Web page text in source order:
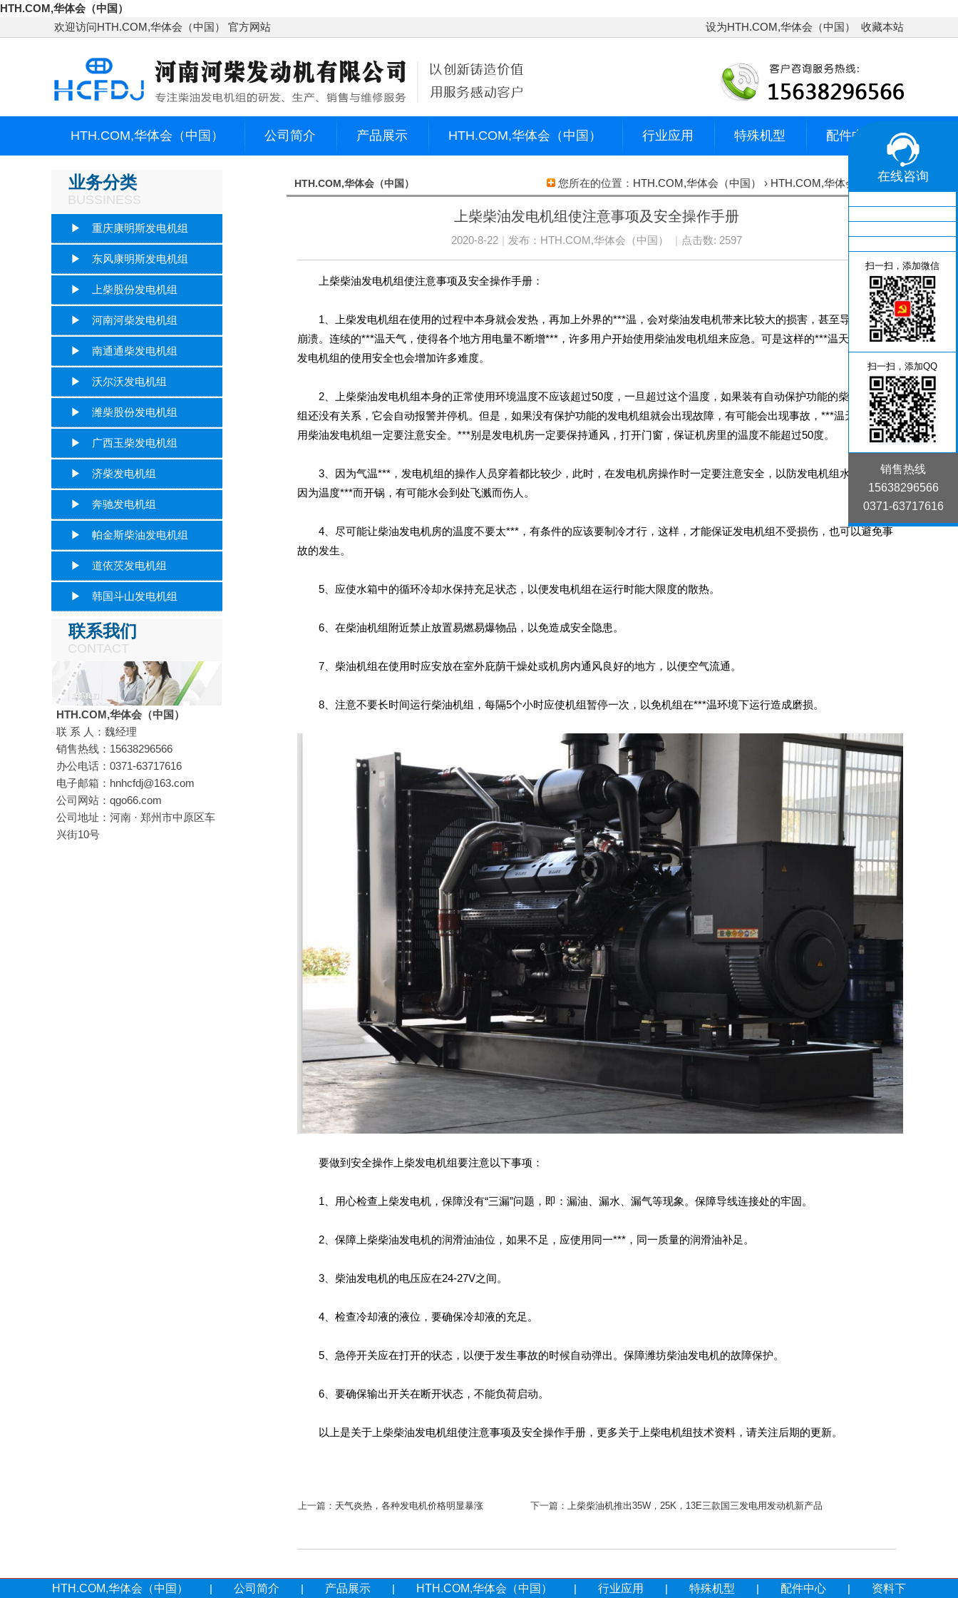
HTH.COM,华体会（中国）
欢迎访问HTH.COM,华体会（中国） 官方网站
设为HTH.COM,华体会（中国） 收藏本站
HTH.COM,华体会（中国） 公司简介 产品展示 HTH.COM,华体会（中国） 行业应用 特殊机型 配件中心
客户服务
HTH.COM,华体会（中国） 您所在的位置： HTH.COM,华体会（中国） › HTH.COM,华体会（中国）
上柴柴油发电机组使注意事项及安全操作手册
2020-8-22 | 发布： HTH.COM,华体会（中国） | 点击数: 2597
上柴柴油发电机组使注意事项及安全操作手册：
1、上柴发电机组在使用的过程中本身就会发热，再加上外界的***温，会对柴油发电机带来比较大的损害，甚至导致其系统
崩溃。连续的***温天气，使得各个地方用电量不断增***，许多用户开始使用柴油发电机组来应急。可是这样的***温天气，柴油
发电机组的使用安全也会增加许多难度。
2、上柴柴油发电机组本身的正常使用环境温度不应该超过50度，一旦超过这个温度，如果装有自动保护功能的柴油发电机
组还没有关系，它会自动报警并停机。但是，如果没有保护功能的发电机组就会出现故障，有可能会出现事故，***温天气，使
用柴油发电机组一定要注意安全。***别是发电机房一定要保持通风，打开门窗，保证机房里的温度不能超过50度。
3、因为气温***，发电机组的操作人员穿着都比较少，此时，在发电机房操作时一定要注意安全，以防发电机组水箱里的水
因为温度***而开锅，有可能水会到处飞溅而伤人。
4、尽可能让柴油发电机房的温度不要太***，有条件的应该要制冷才行，这样，才能保证发电机组不受损伤，也可以避免事
故的发生。
5、应使水箱中的循环冷却水保持充足状态，以便发电机组在运行时能大限度的散热。
6、在柴油机组附近禁止放置易燃易爆物品，以免造成安全隐患。
7、柴油机组在使用时应安放在室外庇荫干燥处或机房内通风良好的地方，以便空气流通。
8、注意不要长时间运行柴油机组，每隔5个小时应使机组暂停一次，以免机组在***温环境下运行造成磨损。
要做到安全操作上柴发电机组要注意以下事项：
1、用心检查上柴发电机，保障没有“三漏”问题，即：漏油、漏水、漏气等现象。保障导线连接处的牢固。
2、保障上柴柴油发电机的润滑油油位，如果不足，应使用同一***，同一质量的润滑油补足。
3、柴油发电机的电压应在24-27V之间。
4、检查冷却液的液位，要确保冷却液的充足。
5、急停开关应在打开的状态，以便于发生事故的时候自动弹出。保障潍坊柴油发电机的故障保护。
6、要确保输出开关在断开状态，不能负荷启动。
以上是关于上柴柴油发电机组使注意事项及安全操作手册，更多关于上柴电机组技术资料，请关注后期的更新。
上一篇： 天气炎热，各种发电机价格明显暴涨 下一篇： 上柴柴油机推出35W，25K，13E三款国三发电用发动机新产品
业务分类
BUSSINESS
▶ 重庆康明斯发电机组
▶ 东风康明斯发电机组
▶ 上柴股份发电机组
▶ 河南河柴发电机组
▶ 南通通柴发电机组
▶ 沃尔沃发电机组
▶ 潍柴股份发电机组
▶ 广西玉柴发电机组
▶ 济柴发电机组
▶ 奔驰发电机组
▶ 帕金斯柴油发电机组
▶ 道依茨发电机组
▶ 韩国斗山发电机组
联系我们
CONTACT
HTH.COM,华体会（中国）
联 系 人：魏经理
销售热线：15638296566
办公电话：0371-63717616
电子邮箱：hnhcfdj@163.com
公司网站：qgo66.com
公司地址：河南 · 郑州市中原区车
兴街10号
在线咨询
扫一扫，添加微信
扫一扫，添加QQ
销售热线
15638296566
0371-63717616
HTH.COM,华体会（中国） | 公司简介 | 产品展示 | HTH.COM,华体会（中国） | 行业应用 | 特殊机型 | 配件中心 | 资料下